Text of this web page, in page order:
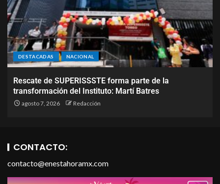
DESTACADAS NACIONAL
Rescate de SUPERISSSTE forma parte de la
transformación del Instituto: Martí Batres
agosto 7, 2026 Redacción
CONTACTO:
contacto@enestahoramx.com